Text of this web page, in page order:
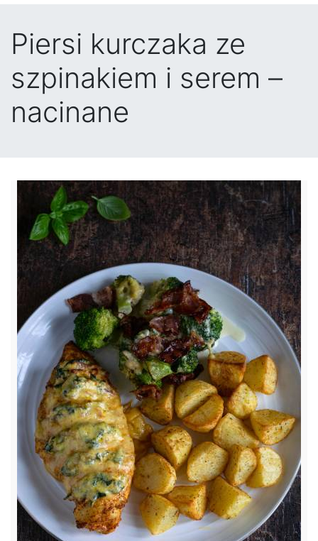
Piersi kurczaka ze
szpinakiem i serem –
nacinane